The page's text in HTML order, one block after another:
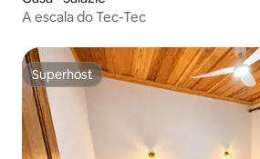
A escala do Tec-Tec
Superhost
Superhost